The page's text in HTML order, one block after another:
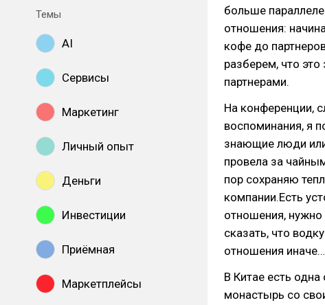
Темы
AI
Сервисы
Маркетинг
Личный опыт
Деньги
Инвестиции
Приёмная
Маркетплейсы
больше
отношения:
кофе до
разберем, что
партнерами.
На конференции,
воспоминания, я
знающие люди или
провела за
пор сохраняю
компании.Есть
отношения,
сказать, что
отношения иначе…
В Китае есть
монастырь со